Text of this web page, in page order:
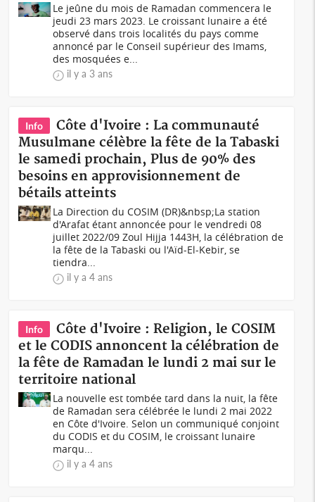
Le jeûne du mois de Ramadan commencera le
jeudi 23 mars 2023. Le croissant lunaire a été
observé dans trois localités du pays comme
annoncé par le Conseil supérieur des Imams,
des mosquées e...
il y a 3 ans
Info
Côte d'Ivoire : La communauté
Musulmane célèbre la fête de la Tabaski
le samedi prochain, Plus de 90% des
besoins en approvisionnement de
bétails atteints
La Direction du COSIM (DR)&nbsp;La station
d'Arafat étant annoncée pour le vendredi 08
juillet 2022/09 Zoul Hijja 1443H, la célébration de
la fête de la Tabaski ou l'Aïd-El-Kebir, se
tiendra...
il y a 4 ans
Info
Côte d'Ivoire : Religion, le COSIM
et le CODIS annoncent la célébration de
la fête de Ramadan le lundi 2 mai sur le
territoire national
La nouvelle est tombée tard dans la nuit, la fête
de Ramadan sera célébrée le lundi 2 mai 2022
en Côte d'Ivoire. Selon un communiqué conjoint
du CODIS et du COSIM, le croissant lunaire
marqu...
il y a 4 ans